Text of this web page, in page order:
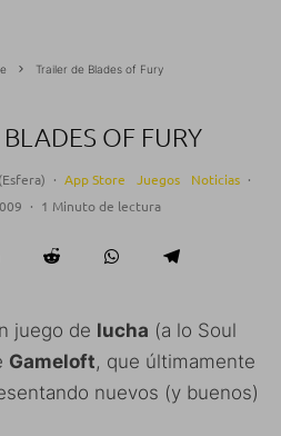
Trailer de Blades of Fury
OF FURY
· App Store Juegos Noticias ·
· 1 Minuto de lectura
juego de lucha (a lo Soul
Gameloft, que últimamente
nuevos (y buenos)